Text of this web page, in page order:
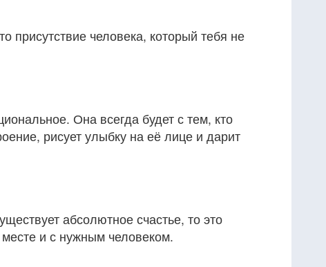
присутствие человека, который тебя не
Она всегда будет с тем, кто
рисует улыбку на её лице и дарит
абсолютное счастье, то это
и с нужным человеком.